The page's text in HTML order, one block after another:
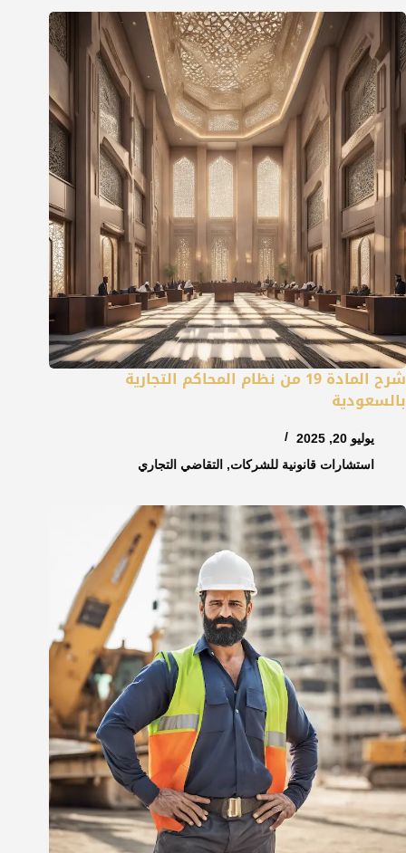
شرح المادة 19 من نظام المحاكم التجارية
بالسعودية
يوليو 20, 2025
استشارات قانونية للشركات, التقاضي التجاري